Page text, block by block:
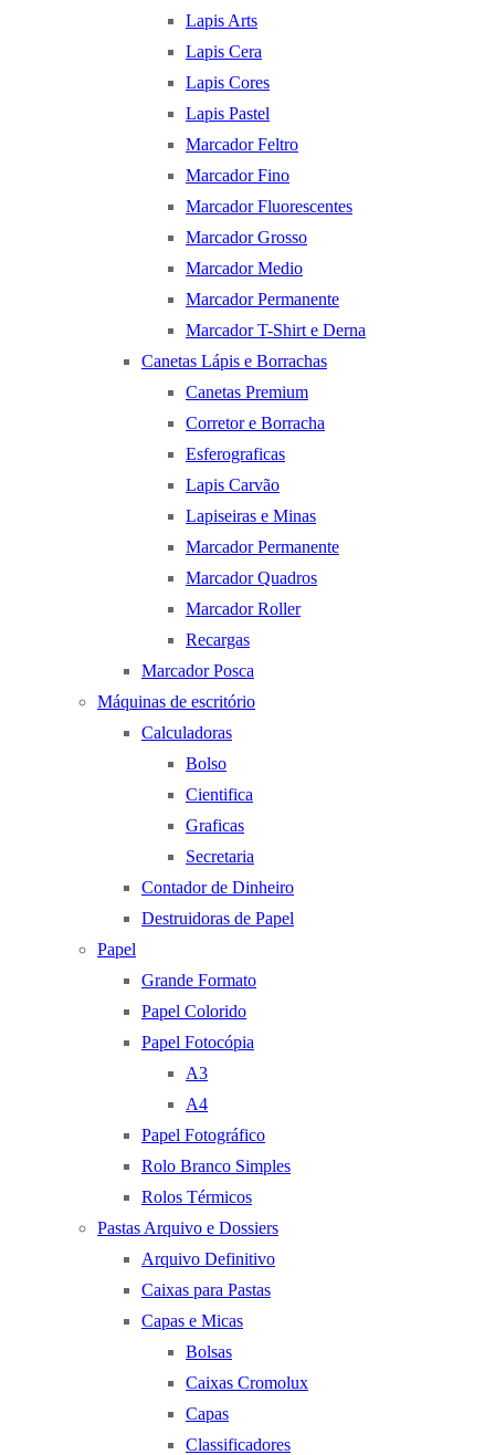
Lapis Arts
Lapis Cera
Lapis Cores
Lapis Pastel
Marcador Feltro
Marcador Fino
Marcador Fluorescentes
Marcador Grosso
Marcador Medio
Marcador Permanente
Marcador T-Shirt e Derna
Canetas Lápis e Borrachas
Canetas Premium
Corretor e Borracha
Esferograficas
Lapis Carvão
Lapiseiras e Minas
Marcador Permanente
Marcador Quadros
Marcador Roller
Recargas
Marcador Posca
Máquinas de escritório
Calculadoras
Bolso
Cientifica
Graficas
Secretaria
Contador de Dinheiro
Destruidoras de Papel
Papel
Grande Formato
Papel Colorido
Papel Fotocópia
A3
A4
Papel Fotográfico
Rolo Branco Simples
Rolos Térmicos
Pastas Arquivo e Dossiers
Arquivo Definitivo
Caixas para Pastas
Capas e Micas
Bolsas
Caixas Cromolux
Capas
Classificadores